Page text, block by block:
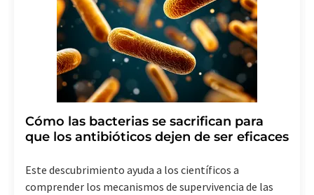
revoke@lumitos.com . Además, en cada correo
electrónico se incluye un enlace para anular la
suscripción al boletín informativo correspondiente.
Cómo las bacterias se sacrifican para
que los antibióticos dejen de ser eficaces
Este descubrimiento ayuda a los científicos a
comprender los mecanismos de supervivencia de las